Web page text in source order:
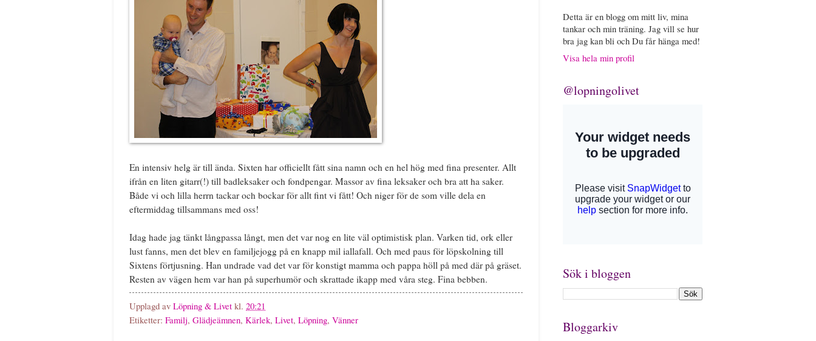
En intensiv helg är till ända. Sixten har officiellt fått sina namn och en hel hög med fina presenter. Allt
ifrån en liten gitarr(!) till badleksaker och fondpengar. Massor av fina leksaker och bra att ha saker.
Både vi och lilla herrn tackar och bockar för allt fint vi fått! Och niger för de som ville dela en
eftermiddag tillsammans med oss!
Idag hade jag tänkt långpassa långt, men det var nog en lite väl optimistisk plan. Varken tid, ork eller
lust fanns, men det blev en familjejogg på en knapp mil iallafall. Och med paus för löpskolning till
Sixtens förtjusning. Han undrade vad det var för konstigt mamma och pappa höll på med där på gräset.
Resten av vägen hem var han på superhumör och skrattade ikapp med våra steg. Fina bebben.
Upplagd av Löpning & Livet kl. 20:21
Etiketter: Familj, Glädjeämnen, Kärlek, Livet, Löpning, Vänner
Detta är en blogg om mitt liv, mina
tankar och min träning. Jag vill se hur
bra jag kan bli och Du får hänga med!
Visa hela min profil
@lopningolivet
Sök i bloggen
Bloggarkiv